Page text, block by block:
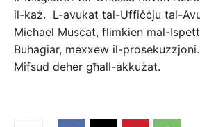
il-każ. L-avukat tal-Uffiċċju tal-
Michael Muscat, flimkien mal-
Buhagiar, mexxew il-
Mifsud deher għall-akkużat.